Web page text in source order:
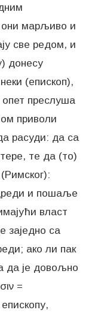
они марљиво и
све редом, и
донесу
(епископ),
преслуша
приволи
расуди: да са
те да (то)
и пошаље
власт
заједно са
ако ли пак
да је довољно
=